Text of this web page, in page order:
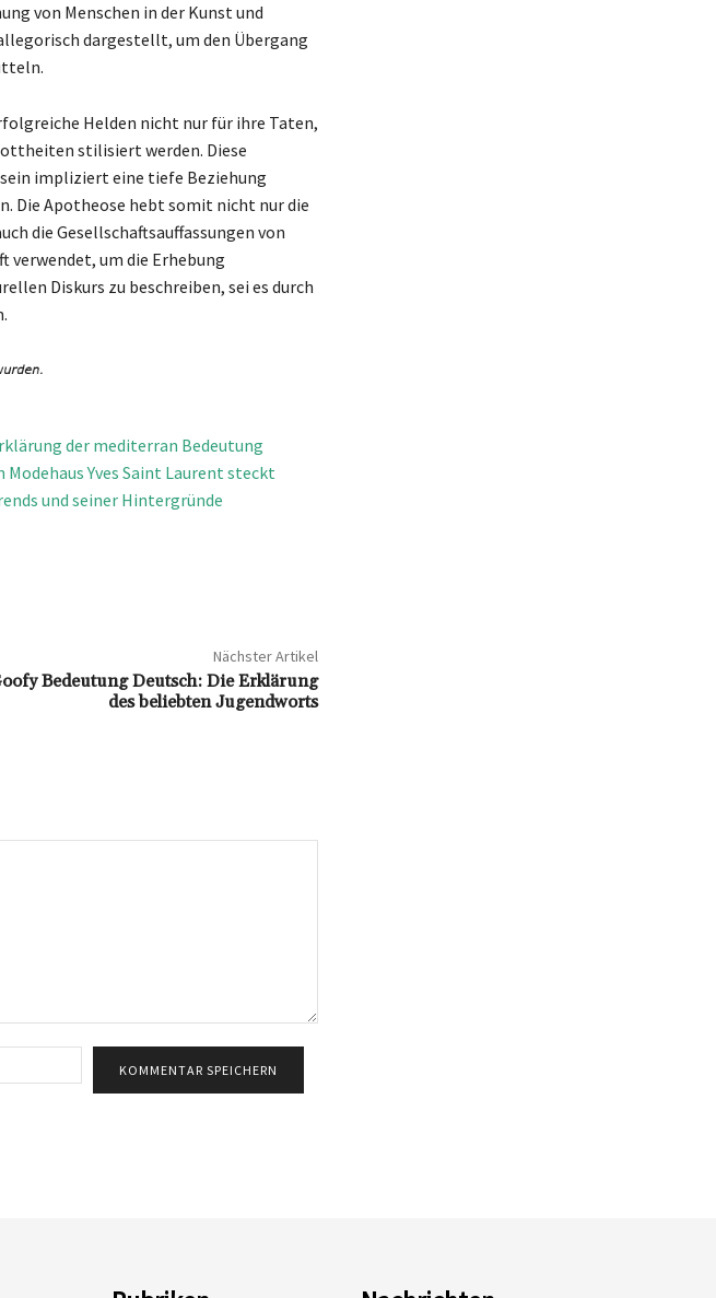
von Menschen in der Kunst und
dargestellt, um den Übergang
Helden nicht nur für ihre Taten,
stilisiert werden. Diese
impliziert eine tiefe Beziehung
Die Apotheose hebt somit nicht nur die
die Gesellschaftsauffassungen von
verwendet, um die Erhebung
Diskurs zu beschreiben, sei es durch
der mediterran Bedeutung
Modehaus Yves Saint Laurent steckt
und seiner Hintergründe
Nächster Artikel
Bedeutung Deutsch: Die Erklärung
des beliebten Jugendworts
Mail:*